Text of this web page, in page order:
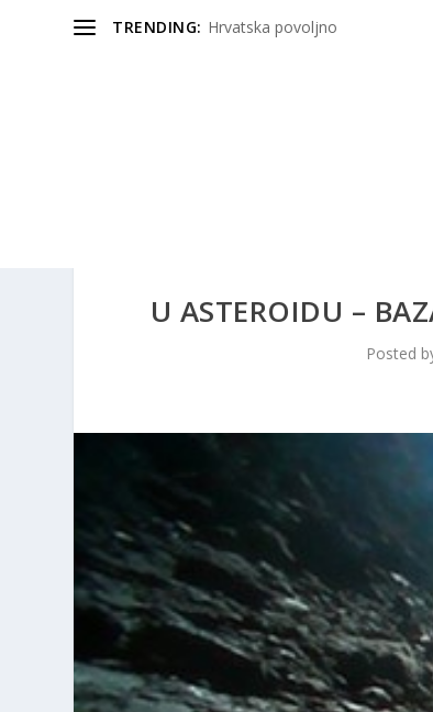
TRENDING: Hrvatska povoljno
U ASTEROIDU –
Posted